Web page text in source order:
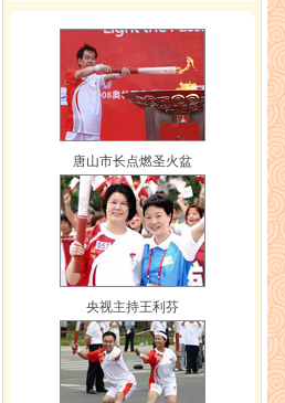
唐山市长点燃圣火盆
央视主持王利芬